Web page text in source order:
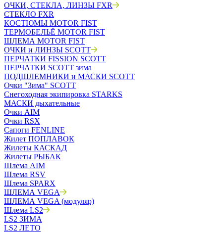
ОЧКИ, СТЕКЛА, ЛИНЗЫ FXR
СТЕКЛО FXR
КОСТЮМЫ MOTOR FIST
ТЕРМОБЕЛЬЁ MOTOR FIST
ШЛЕМА MOTOR FIST
ОЧКИ и ЛИНЗЫ SCOTT
ПЕРЧАТКИ FISSION SCOTT
ПЕРЧАТКИ SCOTT зима
ПОДШЛЕМНИКИ и МАСКИ SCOTT
Очки "Зима" SCOTT
Снегоходная экипировка STARKS
МАСКИ дыхательные
Очки AIM
Очки RSX
Сапоги FENLINE
Жилет ПОПЛАВОК
Жилеты КАСКАД
Жилеты РЫБАК
Шлема AIM
Шлема RSV
Шлема SPARX
ШЛЕМА VEGA
ШЛЕМА VEGA (модуляр)
Шлема LS2
LS2 ЗИМА
LS2 ЛЕТО